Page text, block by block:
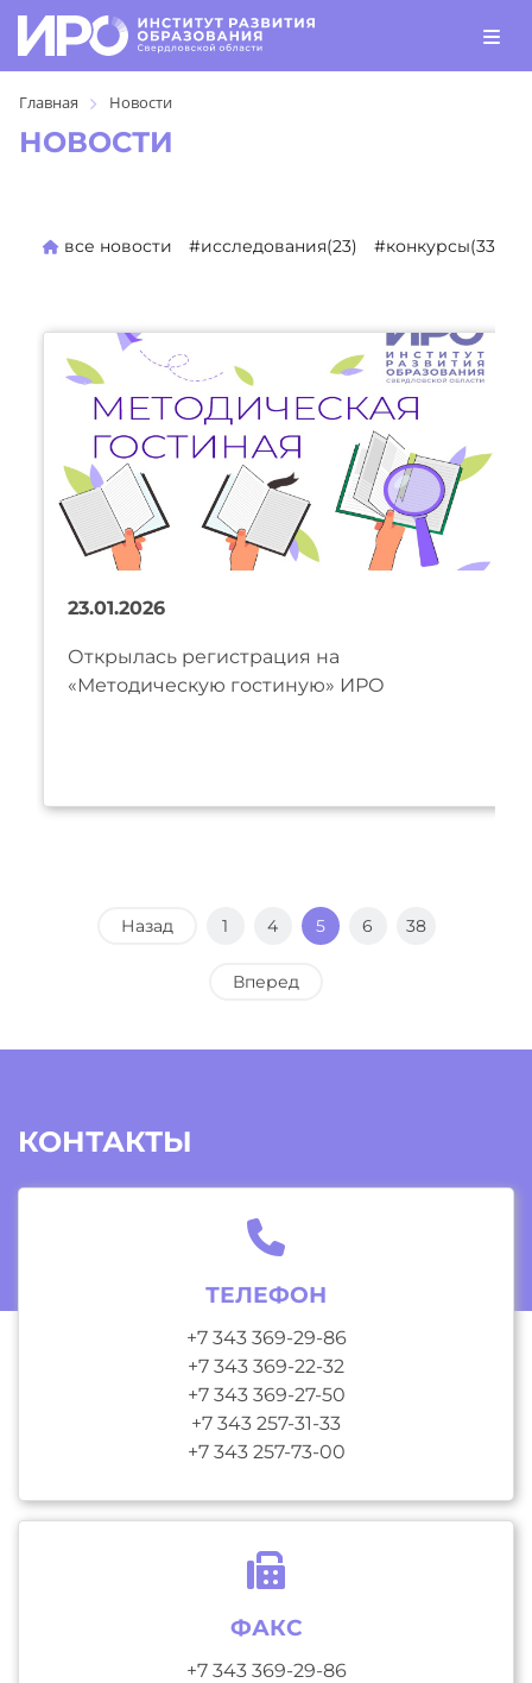
Главная Новости
НОВОСТИ
все новости #исследования(23) #конкурсы(330)
23.01.2026
Открылась регистрация на
«Методическую гостиную» ИРО
Назад 1 4 5 6 38
Вперед
КОНТАКТЫ
ТЕЛЕФОН
+7 343 369-29-86
+7 343 369-22-32
+7 343 369-27-50
+7 343 257-31-33
+7 343 257-73-00
ФАКС
+7 343 369-29-86